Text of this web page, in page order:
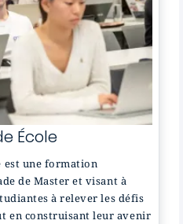
École
est une formation
de Master et visant à
à relever les défis
en construisant leur avenir